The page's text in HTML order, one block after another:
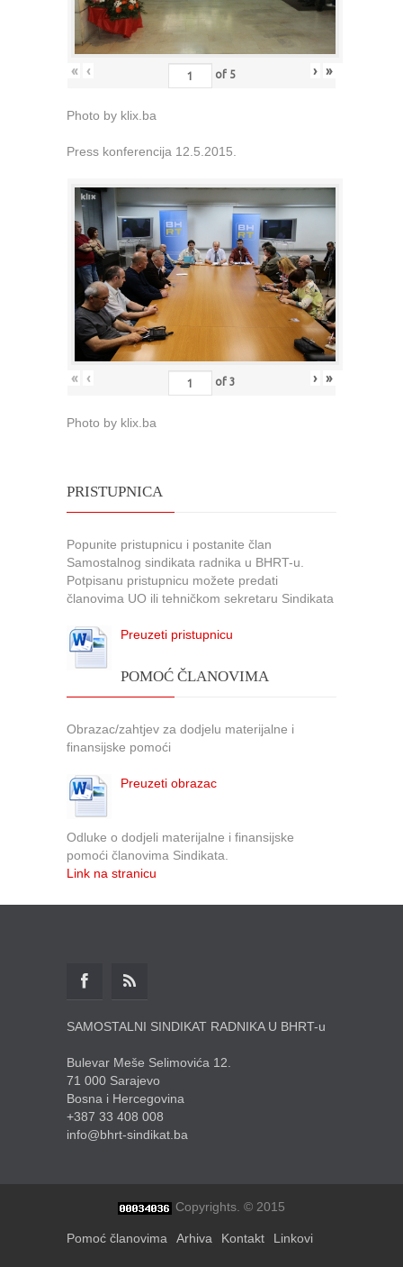
« ‹ of 5 › »
Photo by klix.ba
Press konferencija 12.5.2015.
« ‹ of 3 › »
Photo by klix.ba
PRISTUPNICA
Popunite pristupnicu i postanite član
Samostalnog sindikata radnika u BHRT-u.
Potpisanu pristupnicu možete predati
članovima UO ili tehničkom sekretaru Sindikata
Preuzeti pristupnicu
POMOĆ ČLANOVIMA
Obrazac/zahtjev za dodjelu materijalne i
finansijske pomoći
Preuzeti obrazac
Odluke o dodjeli materijalne i finansijske
pomoći članovima Sindikata.
Link na stranicu
SAMOSTALNI SINDIKAT RADNIKA U BHRT-u
Bulevar Meše Selimovića 12.
71 000 Sarajevo
Bosna i Hercegovina
+387 33 408 008
info@bhrt-sindikat.ba
Copyrights. © 2015
Pomoć članovima Arhiva Kontakt Linkovi